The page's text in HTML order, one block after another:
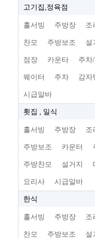
고기집,정육점
홀서빙 주방장 조
찬모 주방보조 설
점장 카운타 주차/
웨이터 주차 감자
시급알바
횟집 , 일식
홀서빙 주방장 조
주방보조 카운터
주방찬모 설거지
요리사 시급알바
한식
홀서빙 주방장 조
찬모 주방보조 설